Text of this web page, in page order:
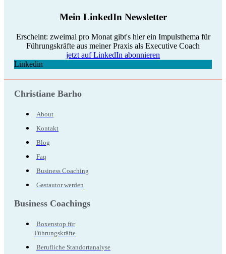
Mein LinkedIn Newsletter
Erscheint: zweimal pro Monat gibt's hier ein Impulsthema für
Führungskräfte aus meiner Praxis als Executive Coach
jetzt auf LinkedIn abonnieren
Linkedin
Christiane Barho
About
Kontakt
Blog
Faq
Business Coaching
Gastautor werden
Business Coachings
Boxenstop für
Führungskräfte
Berufliche Standortanalyse